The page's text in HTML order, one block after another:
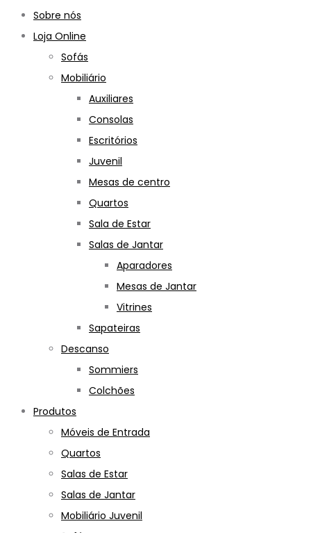
Sobre nós
Loja Online
Sofás
Mobiliário
Auxiliares
Consolas
Escritórios
Juvenil
Mesas de centro
Quartos
Sala de Estar
Salas de Jantar
Aparadores
Mesas de Jantar
Vitrines
Sapateiras
Descanso
Sommiers
Colchões
Produtos
Móveis de Entrada
Quartos
Salas de Estar
Salas de Jantar
Mobiliário Juvenil